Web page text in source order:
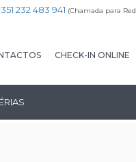
232 483 941 (Chamada para
CHECK-IN ONLINE